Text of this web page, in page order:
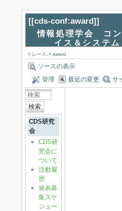
[[cds-conf:award]]
情報処理学会 コン
イス＆システ
トレース: • award
ソースの表示
管理
最近の変更 サ
検索
CDS研究
会
CDS研
究会に
ついて
活動履
歴
発表募
集スケ
ジュー